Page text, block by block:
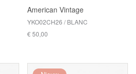
American Vintage
YKO02CH26 / BLANC
€ 50,00